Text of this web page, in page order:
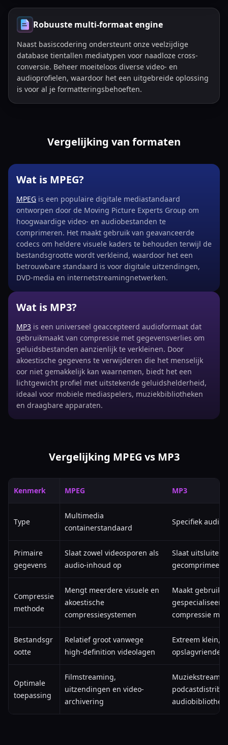
Robuuste multi-formaat engine
Naast basiscodering ondersteunt onze veelzijdige
database tientallen mediatypen voor naadloze cross-
conversie. Beheer moeiteloos diverse video- en
audioprofielen, waardoor het een uitgebreide oplossing
is voor al je formatteringsbehoeften.
Vergelijking van formaten
Wat is MPEG?
MPEG is een populaire digitale mediastandaard
ontworpen door de Moving Picture Experts Group om
hoogwaardige video- en audiobestanden te
comprimeren. Het maakt gebruik van geavanceerde
codecs om heldere visuele kaders te behouden terwijl de
bestandsgrootte wordt verkleind, waardoor het een
betrouwbare standaard is voor digitale uitzendingen,
DVD-media en internetstreamingnetwerken.
Wat is MP3?
MP3 is een universeel geaccepteerd audioformaat dat
gebruikmaakt van compressie met gegevensverlies om
geluidsbestanden aanzienlijk te verkleinen. Door
akoestische gegevens te verwijderen die het menselijk
oor niet gemakkelijk kan waarnemen, biedt het een
lichtgewicht profiel met uitstekende geluidshelderheid,
ideaal voor mobiele mediaspelers, muziekbibliotheken
en draagbare apparaten.
Vergelijking MPEG vs MP3
Kenmerk MPEG MP3
Type
Multimedia
containerstandaard
Specifiek
Primaire
gegevens
Slaat zowel videosporen als
audio-inhoud op
Slaat uitsluitend
Compressie
methode
Mengt meerdere visuele en
akoestische
compressiesystemen
Maakt gebruik
compressie
Bestandsgr
ootte
Relatief groot vanwege
high-definition videolagen
Extreem klein,
Optimale
toepassing
Filmstreaming,
uitzendingen en video-
archivering